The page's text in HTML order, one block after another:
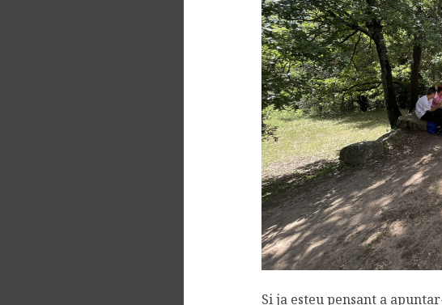
Si ja esteu pensant a